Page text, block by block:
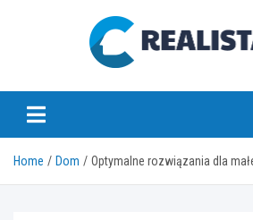
realista.pl
Home Dom Optymalne rozwiązania dla